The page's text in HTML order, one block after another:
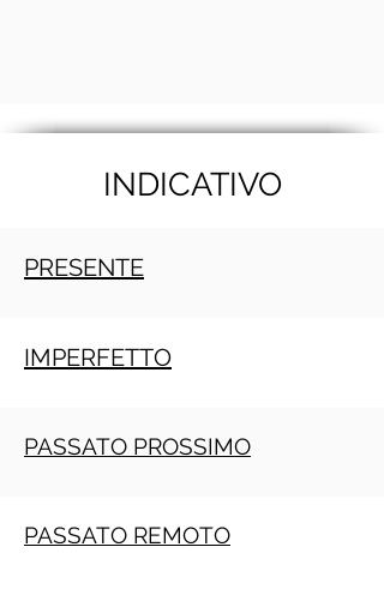
INDICATIVO
PRESENTE
IMPERFETTO
PASSATO PROSSIMO
PASSATO REMOTO